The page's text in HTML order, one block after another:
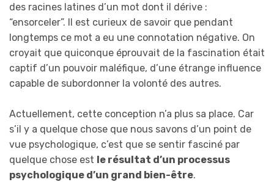
des racines latines d’un mot dont il dérive :
“ensorceler”. Il est curieux de savoir que pendant
longtemps ce mot a eu une connotation négative. On
croyait que quiconque éprouvait de la fascination était
captif d’un pouvoir maléfique, d’une étrange influence
capable de subordonner la volonté des autres.
Actuellement, cette conception n’a plus sa place. Car
s’il y a quelque chose que nous savons d’un point de
vue psychologique, c’est que se sentir fasciné par
quelque chose est le résultat d’un processus
psychologique d’un grand bien-être.